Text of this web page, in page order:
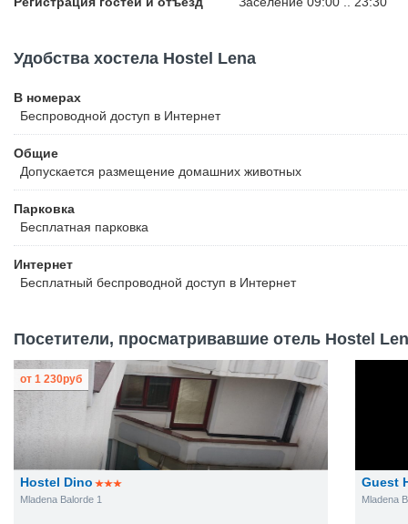
Удобства хостела Hostel Lena
В номерах
Беспроводной доступ в Интернет
Общие
Допускается размещение домашних животных
Парковка
Бесплатная парковка
Интернет
Бесплатный беспроводной доступ в Интернет
Посетители, просматривавшие отель Hostel
Hostel Dino
Mladena Balorde 1
от 1 230руб
Guest
Mladena